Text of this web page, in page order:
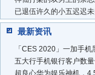
已退伍许久的小五迟迟
最新资讯
「CES 2020」一加手机
五大行手机银行客户数
超良心华为娱乐神机，